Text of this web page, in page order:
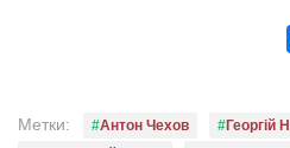
Метки: Антон Чехов Георгій